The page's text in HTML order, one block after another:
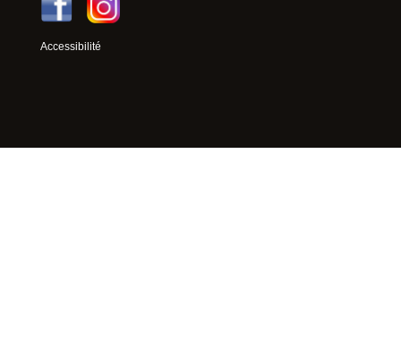
Accessibilité